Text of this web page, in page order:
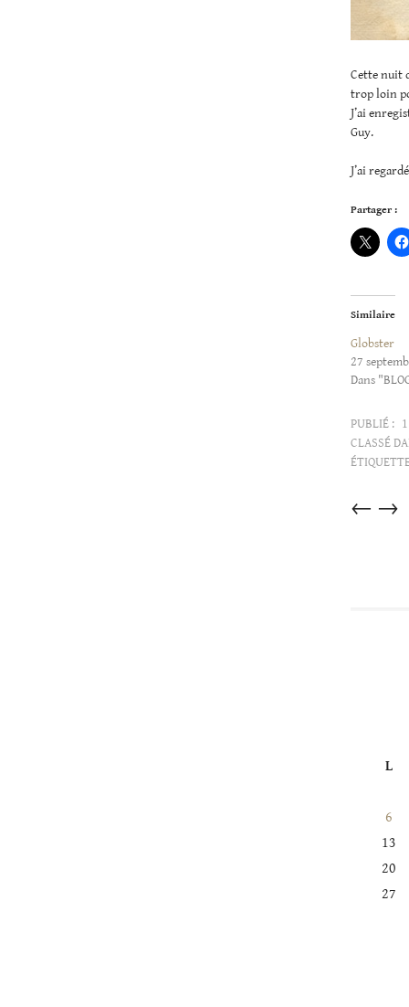
Cette nuit
trop loin
J’ai
Guy.
J’ai
Partager :
Similaire
Globster
27
Dans
PUBLIÉ :
CLASSÉ
Articles
→
←
L
6
13
20
27